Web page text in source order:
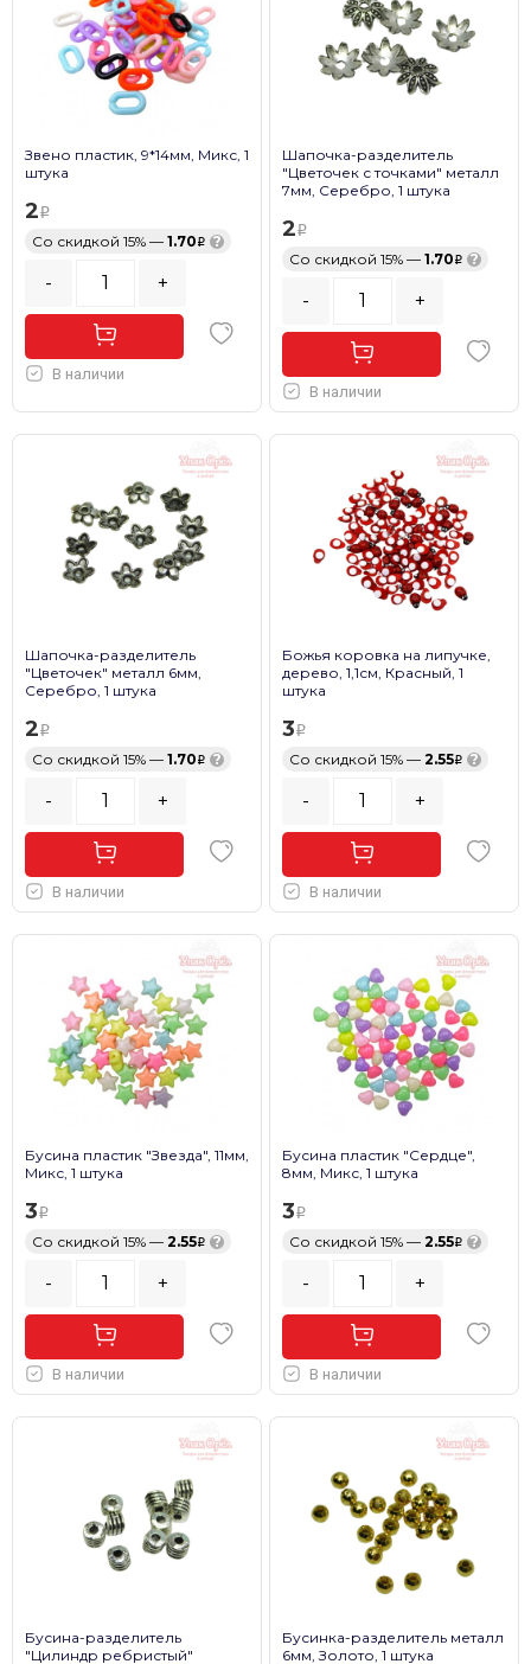
Звено пластик, 9*14мм, Микс, 1
штука
2
Со скидкой 15% — 1.70 ?
- +
В наличии
Шапочка-разделитель
"Цветочек с точками" металл
7мм, Серебро, 1 штука
2
Со скидкой 15% — 1.70 ?
- +
В наличии
Шапочка-разделитель
"Цветочек" металл 6мм,
Серебро, 1 штука
2
Со скидкой 15% — 1.70 ?
- +
В наличии
Божья коровка на липучке,
дерево, 1,1см, Красный, 1
штука
3
Со скидкой 15% — 2.55 ?
- +
В наличии
Бусина пластик "Звезда", 11мм,
Микс, 1 штука
3
Со скидкой 15% — 2.55 ?
- +
В наличии
Бусина пластик "Сердце",
8мм, Микс, 1 штука
3
Со скидкой 15% — 2.55 ?
- +
В наличии
Бусина-разделитель
"Цилиндр ребристый"
Бусинка-разделитель металл
6мм, Золото, 1 штука